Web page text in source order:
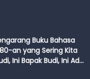
Buku Bahasa
an yang Sering Kita
Ini Bapak Budi, Ini Adik